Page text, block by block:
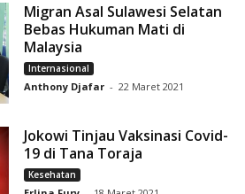
Migran Asal Sulawesi Selatan
Bebas Hukuman Mati di
Malaysia
Internasional
Anthony Djafar - 22 Maret 2021
Jokowi Tinjau Vaksinasi Covid-
19 di Tana Toraja
Kesehatan